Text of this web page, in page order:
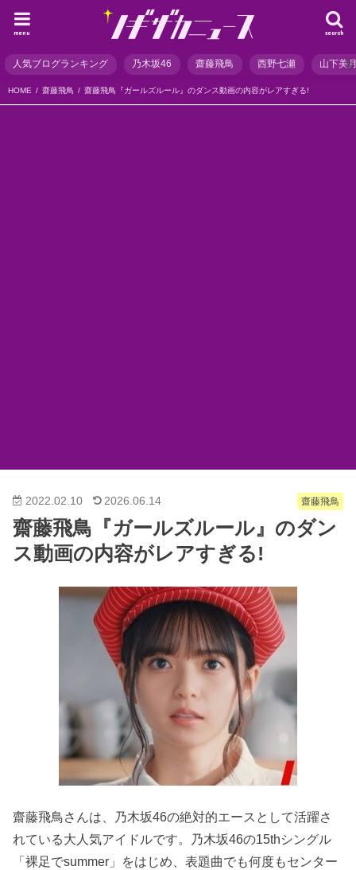
search
menu
人気ブログランキング 乃木坂46 齋藤飛鳥 西野七瀬 山下美
HOME 齋藤飛鳥 齋藤飛鳥『ガールズルール』のダンス動画の内容がレアすぎる!
齋藤飛鳥
2022.02.10 2026.06.14
齋藤飛鳥『ガールズルール』のダン
ス動画の内容がレアすぎる!
齋藤飛鳥さんは、乃木坂46の絶対的エースとして活躍さ
れている大人気アイドルです。乃木坂46の15thシングル
「裸足でsummer」をはじめ、表題曲でも何度もセンター